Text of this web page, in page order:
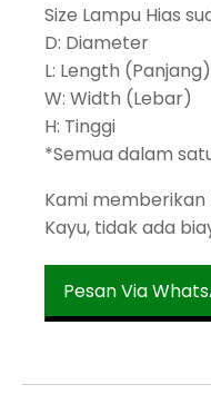
Size Lampu Hias
D: Diameter
L: Length (Panjang)
W: Width (Lebar)
H: Tinggi
*Semua dalam
Kami memberikan
Kayu, tidak ada
Pesan Via